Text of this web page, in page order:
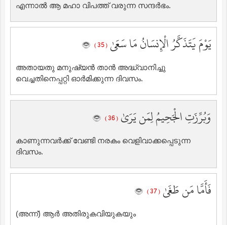
എന്നാല്‍ ആ മഹാ വിപത്ത് വരുന്ന സന്ദര്‍ഭം.
يَوْمَ يَتَذَكَّرُ الْإِنسَانُ مَا سَعَىٰ ( 35 )
അതായതു മനുഷ്യന്‍ താന്‍ അദ്ധ്വാനിച്ചു
വെച്ചതിനെപ്പറ്റി ഓര്‍മിക്കുന്ന ദിവസം.
وَبُرِّزَتِ الْجَحِيمُ لِمَن يَرَىٰ ( 36 )
കാണുന്നവര്‍ക്ക് വേണ്ടി നരകം വെളിവാക്കപ്പെടുന്ന
ദിവസം.
فَأَمَّا مَن طَغَىٰ ( 37 )
(അന്ന്‌) ആര്‍ അതിരുകവിയുകയും